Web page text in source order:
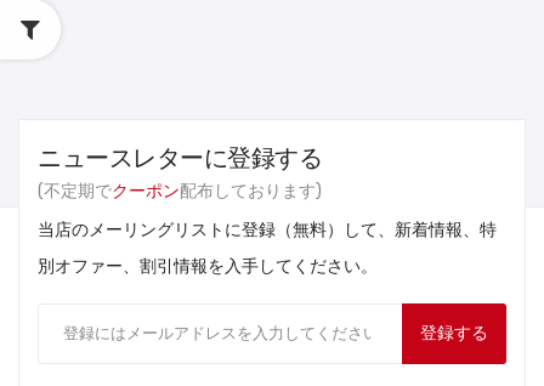
ニュースレターに登録する
(不定期でクーポン配布しております)
当店のメーリングリストに登録（無料）して、新着情報、特
別オファー、割引情報を入手してください。
登録する